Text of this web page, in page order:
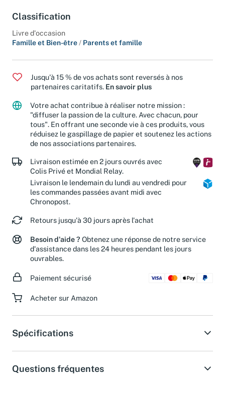
Classification
Livre d'occasion
Famille et Bien-être / Parents et famille
Jusqu'à 15 % de vos achats sont reversés à nos
partenaires caritatifs. En savoir plus
Votre achat contribue à réaliser notre mission :
"diffuser la passion de la culture. Avec chacun, pour
tous". En offrant une seconde vie à ces produits, vous
réduisez le gaspillage de papier et soutenez les actions
de nos associations partenaires.
Livraison estimée en 2 jours ouvrés avec
Colis Privé et Mondial Relay.
Livraison le lendemain du lundi au vendredi pour
les commandes passées avant midi avec
Chronopost.
Retours jusqu'à 30 jours après l'achat
Besoin d'aide ? Obtenez une réponse de notre service
d'assistance dans les 24 heures pendant les jours
ouvrables.
Paiement sécurisé
Acheter sur Amazon
Spécifications
Questions fréquentes